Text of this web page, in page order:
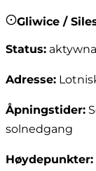
Gliwice /
Status: aktywna
Adresse:
Åpningstider:
solnedgang
Høydepunkter: